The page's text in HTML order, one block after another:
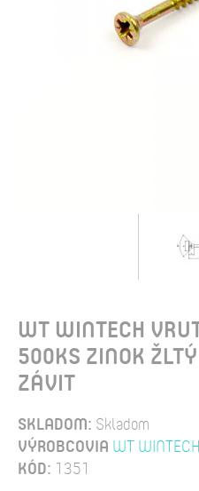
WT WINTECH
500KS ZINOK
ZÁVIT
SKLADOM: Skladom
VÝROBCOVIA WT WINTECH
KÓD: 1351